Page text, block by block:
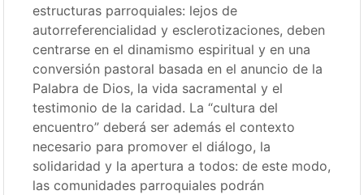
estructuras parroquiales: lejos de
autorreferencialidad y esclerotizaciones, deben
centrarse en el dinamismo espiritual y en una
conversión pastoral basada en el anuncio de la
Palabra de Dios, la vida sacramental y el
testimonio de la caridad. La “cultura del
encuentro” deberá ser además el contexto
necesario para promover el diálogo, la
solidaridad y la apertura a todos: de este modo,
las comunidades parroquiales podrán